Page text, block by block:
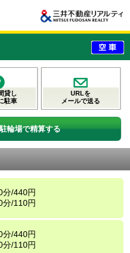
貸し
駐車
URLを
メールで送る
輪場で精算する
/440円
/110円
/440円
/110円